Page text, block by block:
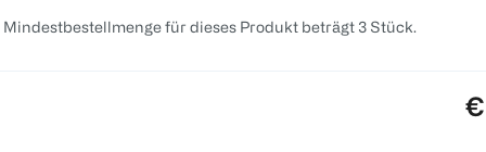
Mindestbestellmenge für dieses Produkt beträgt 3 Stück.
€